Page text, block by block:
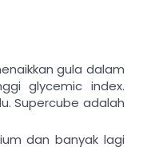
gula dalam
glycemic index.
Supercube adalah
dan banyak lagi